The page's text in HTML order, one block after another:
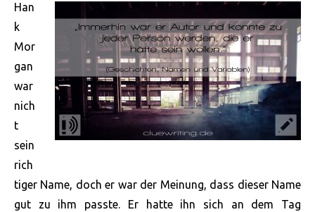
Han
k
Mor
gan
war
nich
t
sein
rich
tiger Name, doch er war der Meinung, dass dieser Name
gut zu ihm passte. Er hatte ihn sich an dem Tag